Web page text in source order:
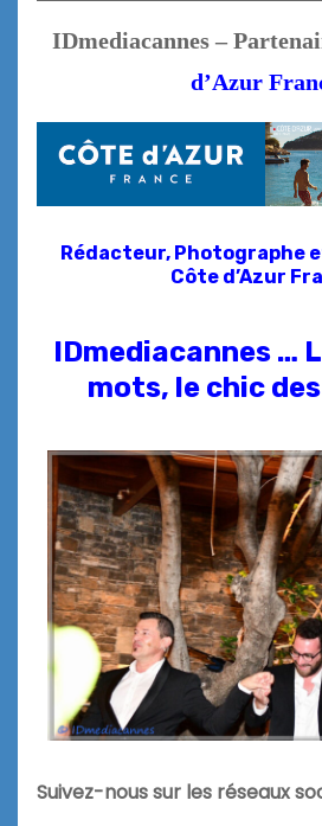
IDmediacannes –
d’Azur
Rédacteur, Photographe
Côte d’Azur
IDmediacannes …
mots, le chic
Suivez-nous sur les réseaux